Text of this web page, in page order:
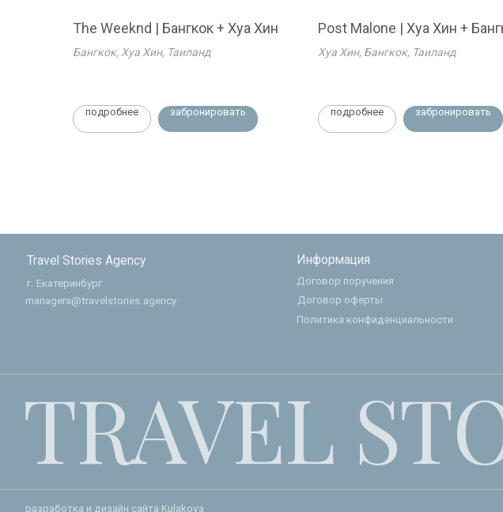
The Weeknd | Бангкок + Хуа Хин
Бангкок, Хуа Хин, Таиланд
подробнее забронировать
Post Malone | Хуа Хин +
Хуа Хин, Бангкок, Таиланд
подробнее забронировать
TRAVEL
Travel Stories Agency Информация